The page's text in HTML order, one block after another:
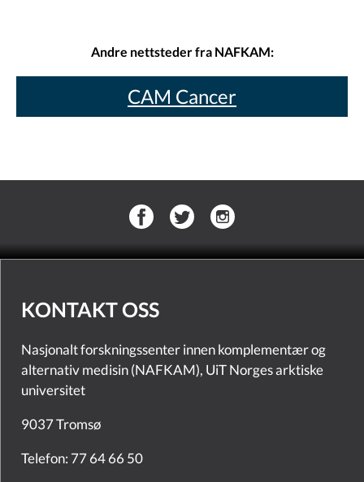
Andre nettsteder fra NAFKAM:
CAM Cancer
KONTAKT OSS
Nasjonalt forskningssenter innen komplementær og
alternativ medisin (NAFKAM), UiT Norges arktiske
universitet
9037 Tromsø
Telefon: 77 64 66 50